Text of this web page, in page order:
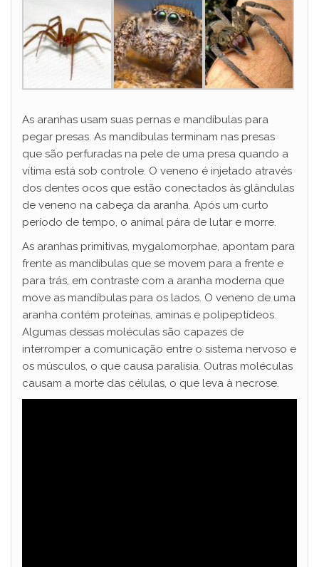
As aranhas usam suas pernas e mandíbulas para
pegar presas. As mandíbulas terminam nas presas
que são perfuradas na pele de uma presa quando a
vítima está sob controle. O veneno é injetado através
dos dentes ocos que estão conectados às glândulas
de veneno na cabeça da aranha. Após um curto
período de tempo, o animal pára de lutar e morre.
As aranhas primitivas, mygalomorphae, apontam para
frente as mandíbulas que se movem para a frente e
para trás, em contraste com a aranha moderna que
move as mandíbulas para os lados. O veneno de uma
aranha contém proteínas, aminas e polipeptídeos.
Algumas dessas moléculas são capazes de
interromper a comunicação entre o sistema nervoso e
os músculos, o que causa paralisia. Outras moléculas
causam a morte das células, o que leva à necrose.